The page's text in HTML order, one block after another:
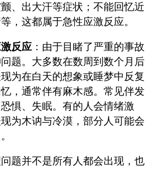
、出大汗等症状；不能回忆近
，这都属于急性应激反应。
反应 ：由于目睹了严重的事故
题。大多数在数周到数个月后
为在白天的想象或睡梦中反复
，通常伴有麻木感。常见伴发
惧、失眠。有的人会情绪激
为木讷与冷漠，部分人可能会
题并不是所有人都会出现，也